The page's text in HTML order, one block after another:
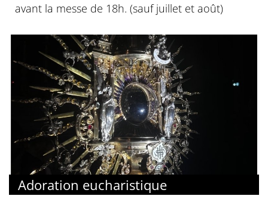
avant la messe de 18h. (sauf juillet et août)
Adoration eucharistique